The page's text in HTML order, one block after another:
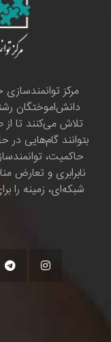
مرکز
دانش‌اموختگان
تلاش می‌کنند تا
بتوانند گام‌هایی
حاکمیت،
نابرابری و تعارض
شبکه‌ای، زمینه را